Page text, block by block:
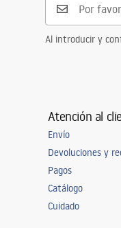
Al introducir y
Atención al
Envío
Devoluciones y
Pagos
Catálogo
Cuidado